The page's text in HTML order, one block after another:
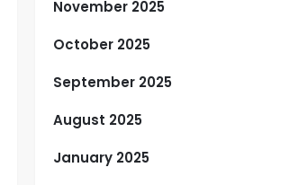
November 2025
October 2025
September 2025
August 2025
January 2025